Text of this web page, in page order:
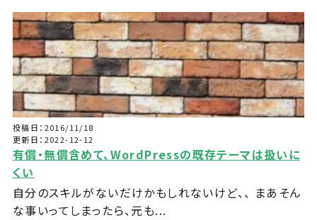
投稿日：2016/11/18
更新日：2022-12-12
有償・無償含めて、WordPressの既存テーマは扱いに
くい
自分のスキルがないだけかもしれないけど、、 まあそん
な事いってしまったら、元も...